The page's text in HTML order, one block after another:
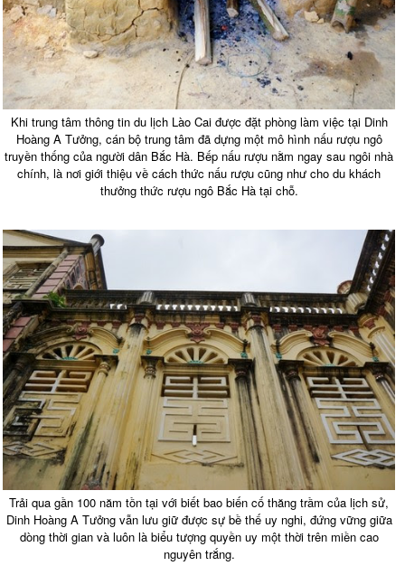
Khi trung tâm thông tin du lịch Lào Cai được đặt phòng làm việc tại Dinh
Hoàng A Tưởng, cán bộ trung tâm đã dựng một mô hình nấu rượu ngô
truyền thống của người dân Bắc Hà. Bếp nấu rượu nằm ngay sau ngôi nhà
chính, là nơi giới thiệu về cách thức nấu rượu cũng như cho du khách
thưởng thức rượu ngô Bắc Hà tại chỗ.
Trải qua gần 100 năm tồn tại với biết bao biến cố thăng trầm của lịch sử,
Dinh Hoàng A Tưởng vẫn lưu giữ được sự bề thế uy nghi, đứng vững giữa
dòng thời gian và luôn là biểu tượng quyền uy một thời trên miền cao
nguyên trắng.